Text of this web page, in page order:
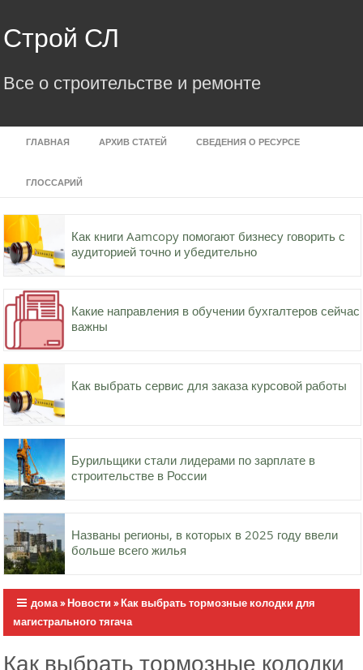
to
content
Строй СЛ
Все о строительстве и ремонте
ГЛАВНАЯ АРХИВ СТАТЕЙ СВЕДЕНИЯ О РЕСУРСЕ
ГЛОССАРИЙ
Как книги Aamcopy помогают бизнесу говорить с
аудиторией точно и убедительно
Какие направления в обучении бухгалтеров сейчас
важны
Как выбрать сервис для заказа курсовой работы
Бурильщики стали лидерами по зарплате в
строительстве в России
Названы регионы, в которых в 2025 году ввели
больше всего жилья
дома»Новости »Как выбрать тормозные колодки для
магистрального тягача
Как выбрать тормозные колодки